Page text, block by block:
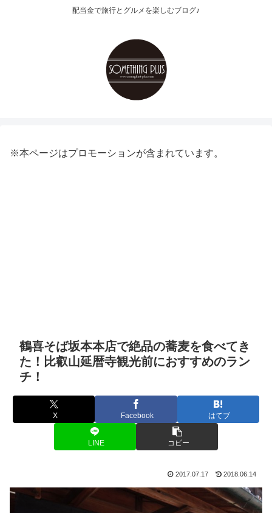
配当金で旅行とグルメを楽しむブログ♪
※本ページはプロモーションが含まれています。
鶴喜そば坂本本店で絶品の蕎麦を食べてき
た！比叡山延暦寺観光前におすすめのラン
チ！
X Facebook はてブ
LINE コピー
2017.07.17 2018.06.14